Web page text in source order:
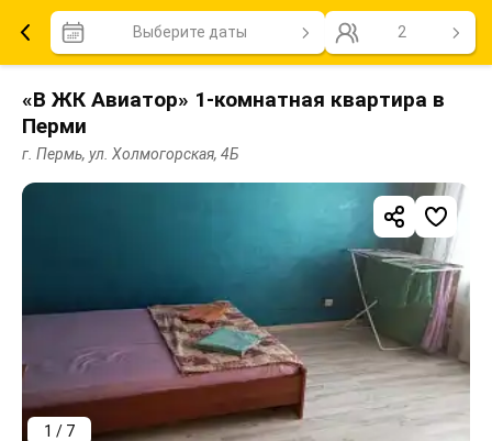
Выберите даты 2
«В ЖК Авиатор» 1-комнатная квартира в
Перми
г. Пермь, ул. Холмогорская, 4Б
1 / 7